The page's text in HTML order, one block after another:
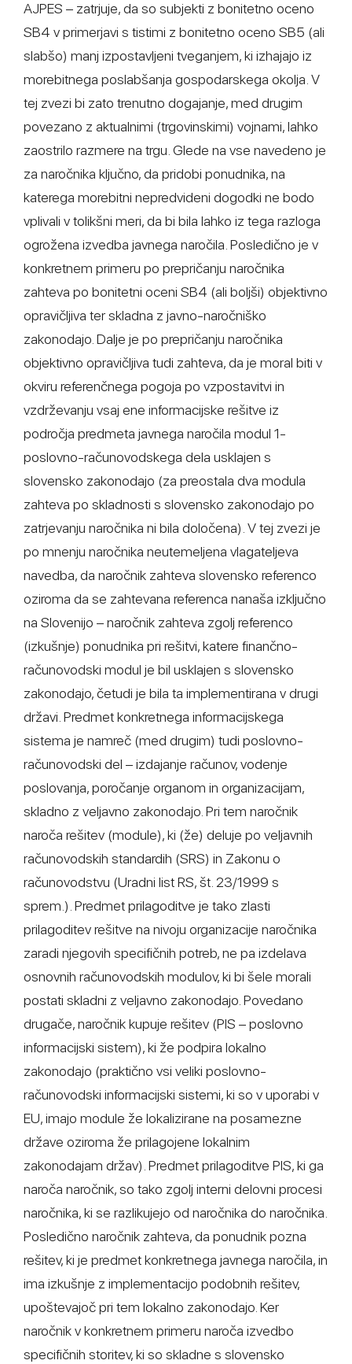
AJPES – zatrjuje, da so subjekti z bonitetno oceno
SB4 v primerjavi s tistimi z bonitetno oceno SB5 (ali
slabšo) manj izpostavljeni tveganjem, ki izhajajo iz
morebitnega poslabšanja gospodarskega okolja. V
tej zvezi bi zato trenutno dogajanje, med drugim
povezano z aktualnimi (trgovinskimi) vojnami, lahko
zaostrilo razmere na trgu. Glede na vse navedeno je
za naročnika ključno, da pridobi ponudnika, na
katerega morebitni nepredvideni dogodki ne bodo
vplivali v tolikšni meri, da bi bila lahko iz tega razloga
ogrožena izvedba javnega naročila. Posledično je v
konkretnem primeru po prepričanju naročnika
zahteva po bonitetni oceni SB4 (ali boljši) objektivno
opravičljiva ter skladna z javno-naročniško
zakonodajo. Dalje je po prepričanju naročnika
objektivno opravičljiva tudi zahteva, da je moral biti v
okviru referenčnega pogoja po vzpostavitvi in
vzdrževanju vsaj ene informacijske rešitve iz
področja predmeta javnega naročila modul 1-
poslovno-računovodskega dela usklajen s
slovensko zakonodajo (za preostala dva modula
zahteva po skladnosti s slovensko zakonodajo po
zatrjevanju naročnika ni bila določena). V tej zvezi je
po mnenju naročnika neutemeljena vlagateljeva
navedba, da naročnik zahteva slovensko referenco
oziroma da se zahtevana referenca nanaša izključno
na Slovenijo – naročnik zahteva zgolj referenco
(izkušnje) ponudnika pri rešitvi, katere finančno-
računovodski modul je bil usklajen s slovensko
zakonodajo, četudi je bila ta implementirana v drugi
državi. Predmet konkretnega informacijskega
sistema je namreč (med drugim) tudi poslovno-
računovodski del – izdajanje računov, vodenje
poslovanja, poročanje organom in organizacijam,
skladno z veljavno zakonodajo. Pri tem naročnik
naroča rešitev (module), ki (že) deluje po veljavnih
računovodskih standardih (SRS) in Zakonu o
računovodstvu (Uradni list RS, št. 23/1999 s
sprem.). Predmet prilagoditve je tako zlasti
prilagoditev rešitve na nivoju organizacije naročnika
zaradi njegovih specifičnih potreb, ne pa izdelava
osnovnih računovodskih modulov, ki bi šele morali
postati skladni z veljavno zakonodajo. Povedano
drugače, naročnik kupuje rešitev (PIS – poslovno
informacijski sistem), ki že podpira lokalno
zakonodajo (praktično vsi veliki poslovno-
računovodski informacijski sistemi, ki so v uporabi v
EU, imajo module že lokalizirane na posamezne
države oziroma že prilagojene lokalnim
zakonodajam držav). Predmet prilagoditve PIS, ki ga
naroča naročnik, so tako zgolj interni delovni procesi
naročnika, ki se razlikujejo od naročnika do naročnika.
Posledično naročnik zahteva, da ponudnik pozna
rešitev, ki je predmet konkretnega javnega naročila, in
ima izkušnje z implementacijo podobnih rešitev,
upoštevajoč pri tem lokalno zakonodajo. Ker
naročnik v konkretnem primeru naroča izvedbo
specifičnih storitev, ki so skladne s slovensko